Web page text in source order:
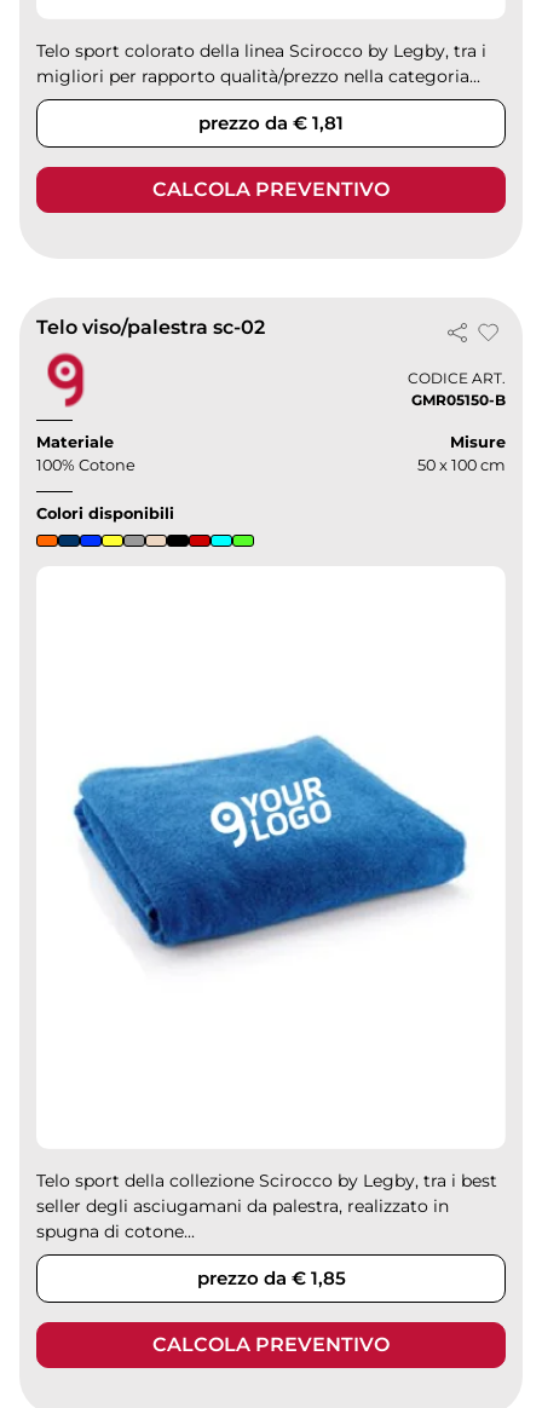
Telo sport colorato della linea Scirocco by Legby, tra i
migliori per rapporto qualità/prezzo nella categoria...
prezzo da € 1,81
CALCOLA PREVENTIVO
Telo viso/palestra sc-02
CODICE ART.
GMR05150-B
Materiale
100% Cotone
Misure
50 x 100 cm
Colori disponibili
Telo sport della collezione Scirocco by Legby, tra i best
seller degli asciugamani da palestra, realizzato in
spugna di cotone...
prezzo da € 1,85
CALCOLA PREVENTIVO